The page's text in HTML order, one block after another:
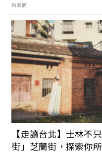
新素簡
【走讀台北】士林不
街」芝蘭街，探索你